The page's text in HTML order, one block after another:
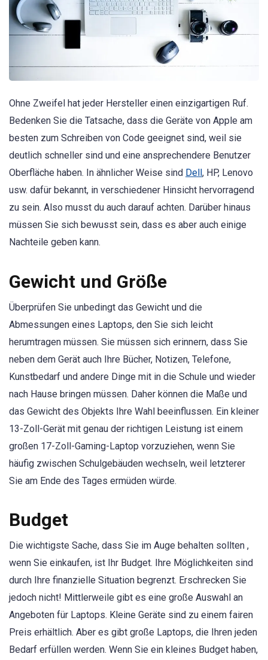
Ohne Zweifel hat jeder Hersteller einen einzigartigen Ruf.
Bedenken Sie die Tatsache, dass die Geräte von Apple am
besten zum Schreiben von Code geeignet sind, weil sie
deutlich schneller sind und eine ansprechendere Benutzer
Oberfläche haben. In ähnlicher Weise sind Dell , HP, Lenovo
usw. dafür bekannt, in verschiedener Hinsicht hervorragend
zu sein. Also musst du auch darauf achten. Darüber hinaus
müssen Sie sich bewusst sein, dass es aber auch einige
Nachteile geben kann.
Gewicht und Größe
Überprüfen Sie unbedingt das Gewicht und die
Abmessungen eines Laptops, den Sie sich leicht
herumtragen müssen. Sie müssen sich erinnern, dass Sie
neben dem Gerät auch Ihre Bücher, Notizen, Telefone,
Kunstbedarf und andere Dinge mit in die Schule und wieder
nach Hause bringen müssen. Daher können die Maße und
das Gewicht des Objekts Ihre Wahl beeinflussen. Ein kleiner
13-Zoll-Gerät mit genau der richtigen Leistung ist einem
großen 17-Zoll-Gaming-Laptop vorzuziehen, wenn Sie
häufig zwischen Schulgebäuden wechseln, weil letzterer
Sie am Ende des Tages ermüden würde.
Budget
Die wichtigste Sache, dass Sie im Auge behalten sollten ,
wenn Sie einkaufen, ist Ihr Budget. Ihre Möglichkeiten sind
durch Ihre finanzielle Situation begrenzt. Erschrecken Sie
jedoch nicht! Mittlerweile gibt es eine große Auswahl an
Angeboten für Laptops. Kleine Geräte sind zu einem fairen
Preis erhältlich. Aber es gibt große Laptops, die Ihren jeden
Bedarf erfüllen werden. Wenn Sie ein kleines Budget haben,